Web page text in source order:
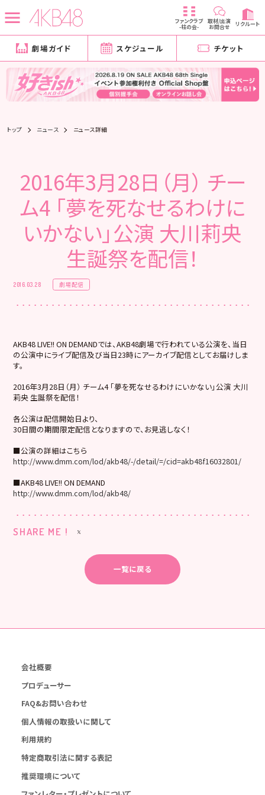
ファンクラブ
-柱の会-
取材/出演
お問合せ リクルート
劇場ガイド スケジュール チケット
トップ ニュース ニュース詳細
2016年3月28日（月） チー
ム4 「夢を死なせるわけに
いかない」公演 大川莉央
生誕祭を配信！
2016.03.28 劇場配信
AKB48 LIVE!! ON DEMANDでは、AKB48劇場で行われている公演を、当日
の公演中にライブ配信及び当日23時にアーカイブ配信としてお届けしま
す。
2016年3月28日（月） チーム4 「夢を死なせるわけにいかない」公演 大川
莉央 生誕祭を配信！
各公演は配信開始日より、
30日間の期間限定配信となりますので、お見逃しなく！
■公演の詳細はこちら
http://www.dmm.com/lod/akb48/-/detail/=/cid=akb48f16032801/
■AKB48 LIVE!! ON DEMAND
http://www.dmm.com/lod/akb48/
SHARE ME !
一覧に戻る
会社概要
プロデューサー
FAQ&お問い合わせ
個人情報の取扱いに関して
利用規約
特定商取引法に関する表記
推奨環境について